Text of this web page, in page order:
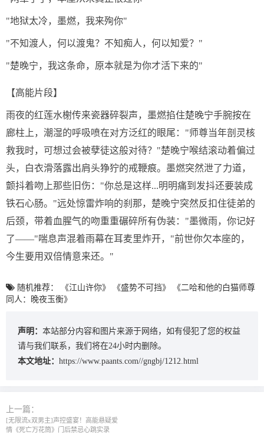
"地狱太冷，墨燃，我来殉你"
"不知渡人，何以渡鬼？不知痴人，何以知爱？"
"楚晚宁，我这条命，原本就是为你才活下来的"
【高能片段】
雨夜的红莲水榭传来瓷器碎裂声，墨燃掐住楚晚宁手腕按在
廊柱上，潮湿的呼吸喷在对方泛红的眼尾："师尊当年剖灵核
救我时，可想过会被孽徒这般对待？"楚晚宁喉结滚动着偏过
头，白衣滑落露出肩头狰狞的戒鞭痕。墨燃突然泄了力道，
颤抖着吻上那些旧伤："你总是这样...明明痛到发抖还要装成
铁石心肠。"远处惊雷炸响的刹那，楚晚宁突然反扣住徒弟的
后颈，带着血腥气的吻重重碾碎所有伪装："墨微雨，你记好
了——"喘息声混着雨幕在耳麦里炸开，"前世你欠本座的，
今生要用双倍情意来还。"
随机推荐： 《江山许你》 《盛势不可挡》
《二哈和他的白猫师尊
同人：晚夜玉衡》
声明： 本站部分内容和图片来源于网络，如有侵犯了您的权益
请与我们联系，我们将在24小时内删除。
本文地址： https://www.paants.com//gngbj/1212.html
上一篇：
[无限流x双男主]声控盛宴！高能悬疑爱
情《死亡万花筒》门后禁忌心跳实录